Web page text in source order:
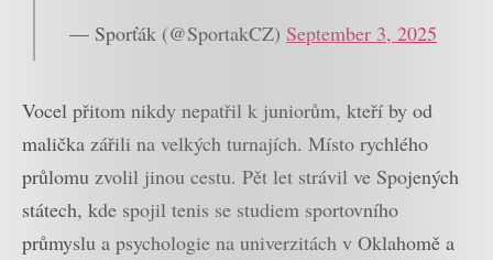
— Sporťák (@SportakCZ) September 3, 2025
Vocel přitom nikdy nepatřil k juniorům, kteří by od
malička zářili na velkých turnajích. Místo rychlého
průlomu zvolil jinou cestu. Pět let strávil ve Spojených
státech, kde spojil tenis se studiem sportovního
průmyslu a psychologie na univerzitách v Oklahomě a